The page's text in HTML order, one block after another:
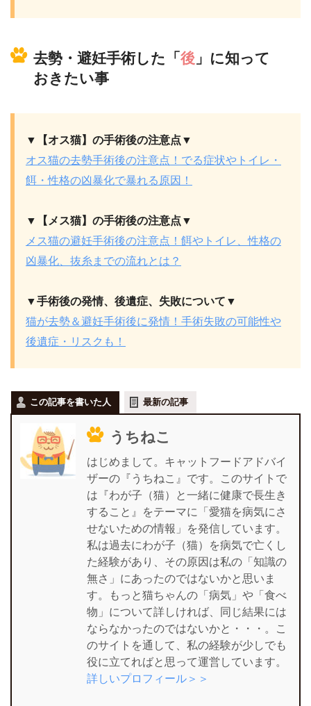
去勢・避妊手術した「後 」に知って
おきたい事
▼【オス猫】の手術後の注意点▼
オス猫の去勢手術後の注意点！でる症状やトイレ・
餌・性格の凶暴化で暴れる原因！
▼【メス猫】の手術後の注意点▼
メス猫の避妊手術後の注意点！餌やトイレ、性格の
凶暴化、抜糸までの流れとは？
▼手術後の発情、後遺症、失敗について▼
猫が去勢＆避妊手術後に発情！手術失敗の可能性や
後遺症・リスクも！
この記事を書いた人 最新の記事
うちねこ
はじめまして。キャットフードアドバイ
ザーの『うちねこ』です。このサイトで
は『わが子（猫）と一緒に健康で長生き
すること』をテーマに「愛猫を病気にさ
せないための情報」を発信しています。
私は過去にわが子（猫）を病気で亡くし
た経験があり、その原因は私の「知識の
無さ」にあったのではないかと思いま
す。もっと猫ちゃんの「病気」や「食べ
物」について詳しければ、同じ結果には
ならなかったのではないかと・・・。こ
のサイトを通して、私の経験が少しでも
役に立てればと思って運営しています。
詳しいプロフィール＞＞